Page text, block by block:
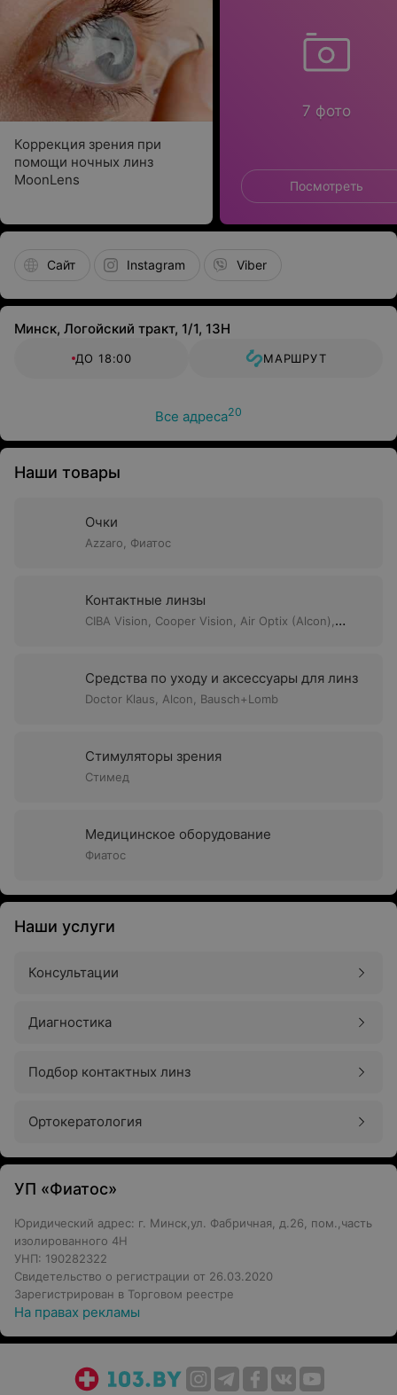
Коррекция зрения при
помощи ночных линз
MoonLens
7 фото
Посмотреть
Сайт Instagram Viber
Минск, Логойский тракт, 1/1, 13H
ДО 18:00 МАРШРУТ
Все адреса20
Наши товары
Очки
Azzaro, Фиатос
Контактные линзы
CIBA Vision, Cooper Vision, Air Optix (Alcon),
Средства по уходу и аксессуары для линз
Doctor Klaus, Alcon, Bausch+Lomb
Стимуляторы зрения
Стимед
Медицинское оборудование
Фиатос
Наши услуги
Консультации
Диагностика
Подбор контактных линз
Ортокератология
УП «Фиатос»
Юридический адрес: г. Минск,ул. Фабричная, д.26, пом.,часть
изолированного 4Н
УНП: 190282322
Свидетельство о регистрации от 26.03.2020
Зарегистрирован в Торговом реестре
На правах рекламы